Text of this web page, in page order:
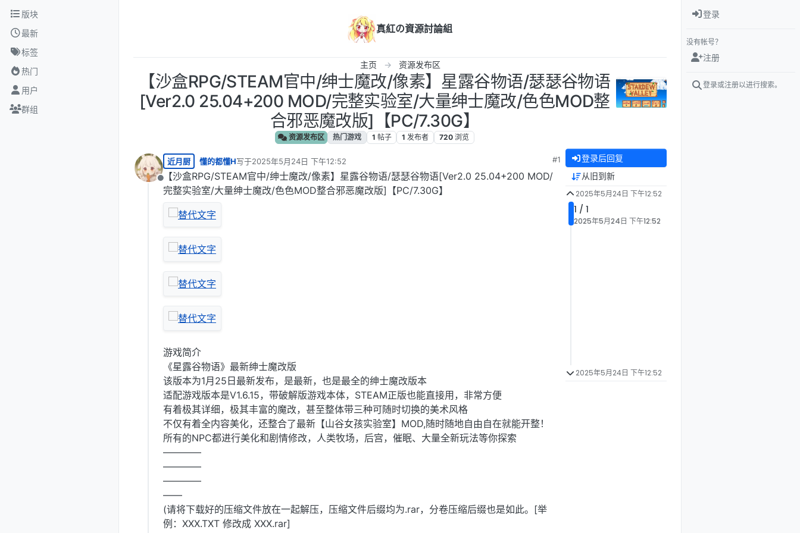
跳转至内容
版块
最新
标签
热门
用户
群组
真紅の資源討論組
主页 资源发布区
【沙盒RPG/STEAM官中/绅士魔改/像素】星露谷物语/瑟瑟谷物语
[Ver2.0 25.04+200 MOD/完整实验室/大量绅士魔改/色色MOD整
合邪恶魔改版]【PC/7.30G】
资源发布区 热门游戏 1 帖子 1 发布者 720 浏览
离线
近月厨 懂的都懂H写于2025年5月24日 下午12:52
最后由 编辑
#1
【沙盒RPG/STEAM官中/绅士魔改/像素】星露谷物语/瑟瑟谷物语[Ver2.0 25.04+200 MOD/
完整实验室/大量绅士魔改/色色MOD整合邪恶魔改版]【PC/7.30G】
游戏简介
《星露谷物语》最新绅士魔改版
该版本为1月25日最新发布，是最新，也是最全的绅士魔改版本
适配游戏版本是V1.6.15，带破解版游戏本体，STEAM正版也能直接用，非常方便
有着极其详细，极其丰富的魔改，甚至整体带三种可随时切换的美术风格
不仅有着全内容美化，还整合了最新【山谷女孩实验室】MOD,随时随地自由自在就能开整！
所有的NPC都进行美化和剧情修改，人类牧场，后宫，催眠、大量全新玩法等你探索
————
————
————
——
(请将下载好的压缩文件放在一起解压，压缩文件后缀均为.rar，分卷压缩后缀也是如此。[举
例：XXX.TXT 修改成 XXX.rar]
登录后回复
从旧到新
2025年5月24日 下午12:52
1 / 1
2025年5月24日 下午12:52
2025年5月24日 下午12:52
登录
没有帐号？
注册
登录或注册以进行搜索。